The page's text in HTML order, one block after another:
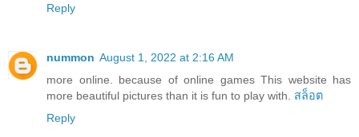
Reply
nummon August 1, 2022 at 2:16 AM
more online. because of online games This website has
more beautiful pictures than it is fun to play with. สล็อต
Reply